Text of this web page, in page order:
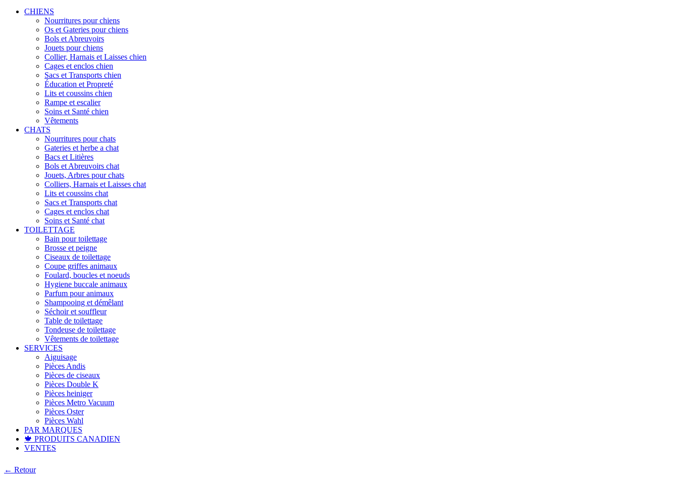
CHIENS
Nourritures pour chiens
Os et Gateries pour chiens
Bols et Abreuvoirs
Jouets pour chiens
Collier, Harnais et Laisses chien
Cages et enclos chien
Sacs et Transports chien
Éducation et Propreté
Lits et coussins chien
Rampe et escalier
Soins et Santé chien
Vêtements
CHATS
Nourritures pour chats
Gateries et herbe a chat
Bacs et Litières
Bols et Abreuvoirs chat
Jouets, Arbres pour chats
Colliers, Harnais et Laisses chat
Lits et coussins chat
Sacs et Transports chat
Cages et enclos chat
Soins et Santé chat
TOILETTAGE
Bain pour toilettage
Brosse et peigne
Ciseaux de toilettage
Coupe griffes animaux
Foulard, boucles et noeuds
Hygiene buccale animaux
Parfum pour animaux
Shampooing et démêlant
Séchoir et souffleur
Table de toilettage
Tondeuse de toilettage
Vêtements de toilettage
SERVICES
Aiguisage
Pièces Andis
Pièces de ciseaux
Pièces Double K
Pièces heiniger
Pièces Metro Vacuum
Pièces Oster
Pièces Wahl
PAR MARQUES
🍁 PRODUITS CANADIEN
VENTES
← Retour